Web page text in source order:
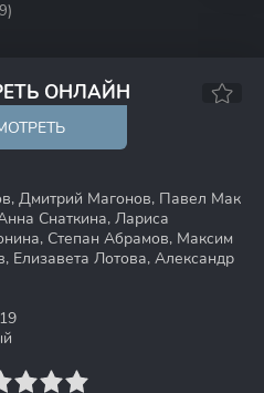
ОНЛАЙН
Дмитрий Магонов, Павел Мак
Снаткина, Лариса
Степан Абрамов, Максим
Елизавета Лотова, Александр